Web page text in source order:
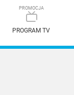
PROGRAM TV